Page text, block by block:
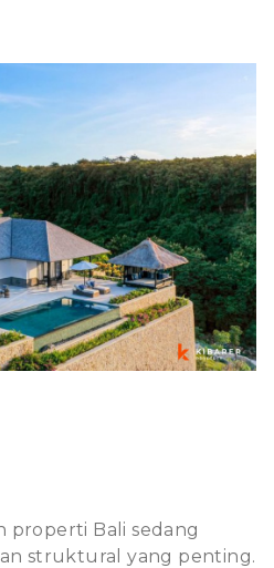
properti Bali sedang
struktural yang penting.